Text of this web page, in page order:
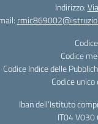
Indirizzo:
Codice
Codice Indice delle
Codice
Iban dell’Istituto
IT04